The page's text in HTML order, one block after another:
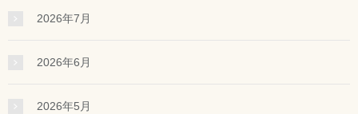
2026年7月
2026年6月
2026年5月